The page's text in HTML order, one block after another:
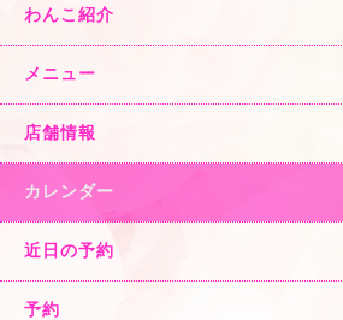
わんこ紹介
メニュー
店舗情報
カレンダー
近日の予約
予約